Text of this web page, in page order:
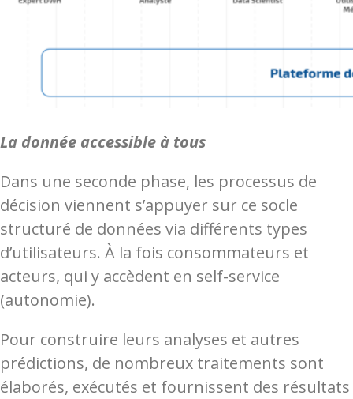
La donnée accessible à tous
Dans une seconde phase, les processus de
décision viennent s’appuyer sur ce socle
structuré de données via différents types
d’utilisateurs. À la fois consommateurs et
acteurs, qui y accèdent en self-service
(autonomie).
Pour construire leurs analyses et autres
prédictions, de nombreux traitements sont
élaborés, exécutés et fournissent des résultats